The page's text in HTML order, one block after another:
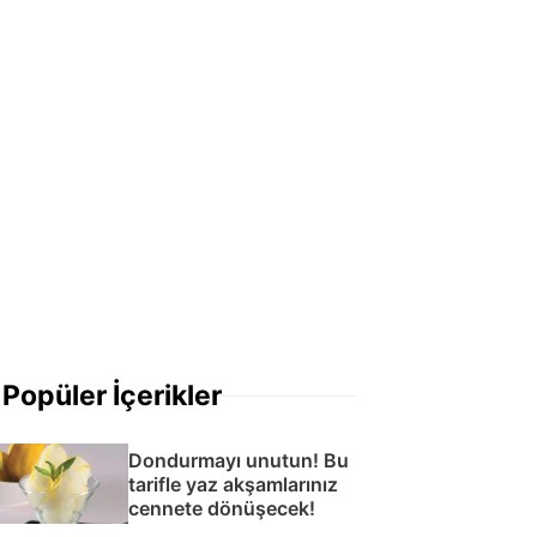
Popüler İçerikler
Dondurmayı unutun! Bu
tarifle yaz akşamlarınız
cennete dönüşecek!